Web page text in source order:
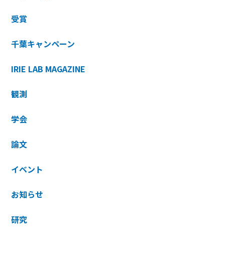
受賞
千葉キャンペーン
IRIE LAB MAGAZINE
観測
学会
論文
イベント
お知らせ
研究